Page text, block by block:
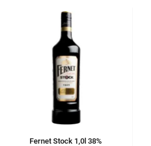
Fernet Stock 1,0l 38%